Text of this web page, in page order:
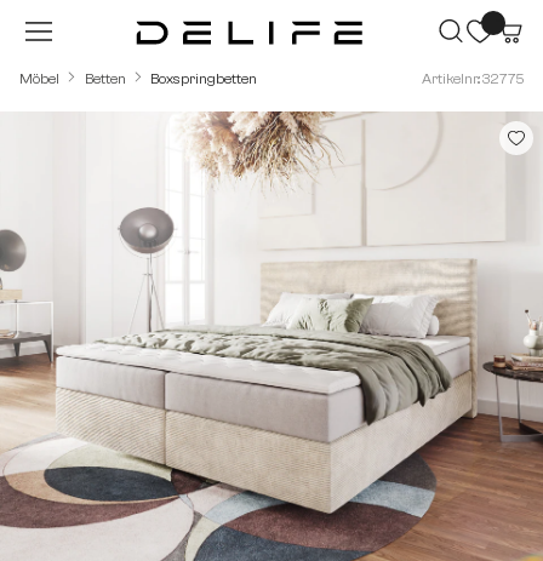
Zum Hauptinhalt springen
Möbel Betten Boxspringbetten Artikelnr.: 32775
Bildergalerie überspringen